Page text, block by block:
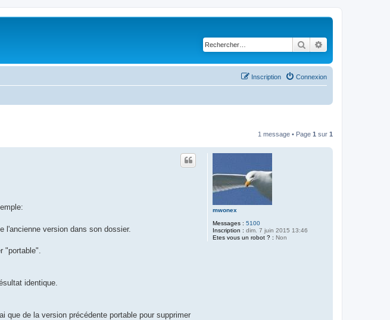
Rechercher
Connexion
Inscription
1 message • Page 1 sur 1
mwonex
Messages : 5100
Inscription : dim. 7 juin 2015 13:46
Etes vous un robot ? : Non
l'ancienne version dans son dossier.
"portable".
identique.
de la version précédente portable pour supprimer